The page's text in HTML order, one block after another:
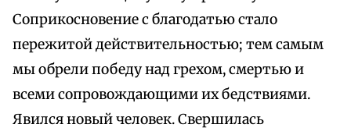
Соприкосновение с благодатью стало
пережитой действительностью; тем самым
мы обрели победу над грехом, смертью и
всеми сопровождающими их бедствиями.
Явился новый человек. Свершилась